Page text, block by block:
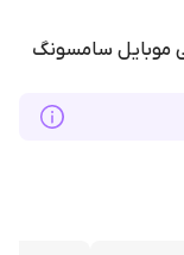
موبایل سامسونگ